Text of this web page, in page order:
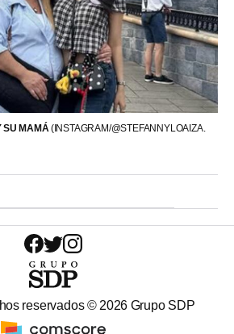
SU MAMÁ (INSTAGRAM/@STEFANNYLOAIZA.
reservados © 2026 Grupo SDP